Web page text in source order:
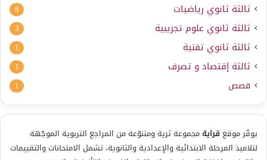
ثالثة ثانوي رياضيات 8
ثالثة ثانوي علوم تجريبية 3
ثالثة ثانوي تقنية 1
ثالثة إقتصاد و تصرف 1
قصص 1
يوفّر موقع قرايةمجموعة ثرية ومتنوّعة من المراجع التربوية الموجّهة
لتلاميذ المرحلة الابتدائية والإعدادية والثانوية، تشمل الامتحانات والتقييمات